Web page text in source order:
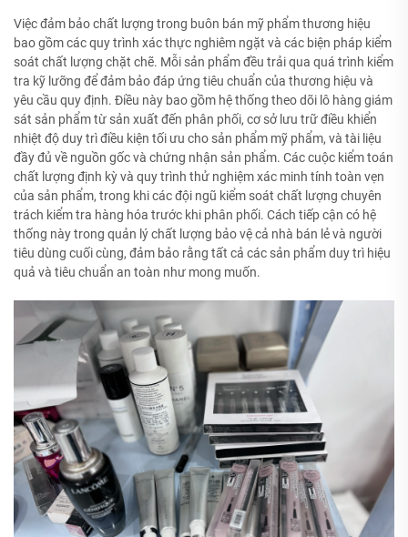
Việc đảm bảo chất lượng trong buôn bán mỹ phẩm thương hiệu
bao gồm các quy trình xác thực nghiêm ngặt và các biện pháp kiểm
soát chất lượng chặt chẽ. Mỗi sản phẩm đều trải qua quá trình kiểm
tra kỹ lưỡng để đảm bảo đáp ứng tiêu chuẩn của thương hiệu và
yêu cầu quy định. Điều này bao gồm hệ thống theo dõi lô hàng giám
sát sản phẩm từ sản xuất đến phân phối, cơ sở lưu trữ điều khiển
nhiệt độ duy trì điều kiện tối ưu cho sản phẩm mỹ phẩm, và tài liệu
đầy đủ về nguồn gốc và chứng nhận sản phẩm. Các cuộc kiểm toán
chất lượng định kỳ và quy trình thử nghiệm xác minh tính toàn vẹn
của sản phẩm, trong khi các đội ngũ kiểm soát chất lượng chuyên
trách kiểm tra hàng hóa trước khi phân phối. Cách tiếp cận có hệ
thống này trong quản lý chất lượng bảo vệ cả nhà bán lẻ và người
tiêu dùng cuối cùng, đảm bảo rằng tất cả các sản phẩm duy trì hiệu
quả và tiêu chuẩn an toàn như mong muốn.